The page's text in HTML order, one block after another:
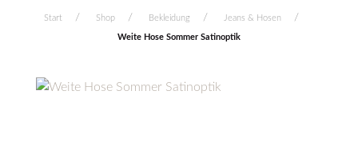
Start Shop Bekleidung Jeans & Hosen
Weite Hose Sommer Satinoptik